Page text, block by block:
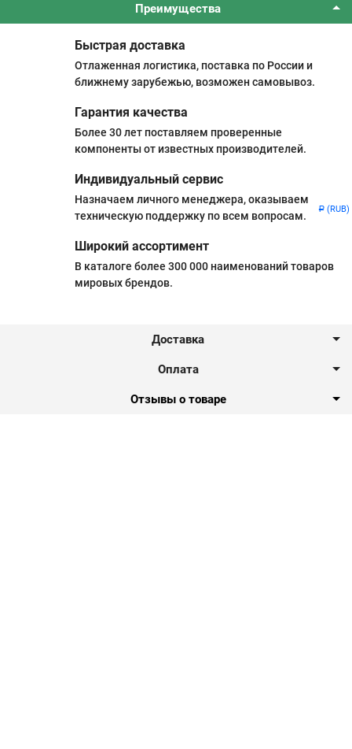
Р (RUB)
Преимущества
Быстрая доставка
Отлаженная логистика, поставка по России и
ближнему зарубежью, возможен самовывоз.
Гарантия качества
Более 30 лет поставляем проверенные
компоненты от известных производителей.
Индивидуальный сервис
Назначаем личного менеджера, оказываем
техническую поддержку по всем вопросам.
Широкий ассортимент
В каталоге более 300 000 наименований товаров
мировых брендов.
Доставка
Оплата
Отзывы о товаре